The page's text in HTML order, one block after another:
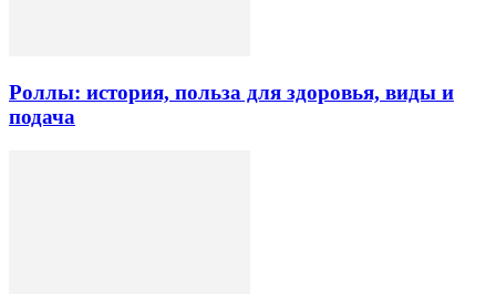
Роллы: история, польза для здоровья, виды и
подача